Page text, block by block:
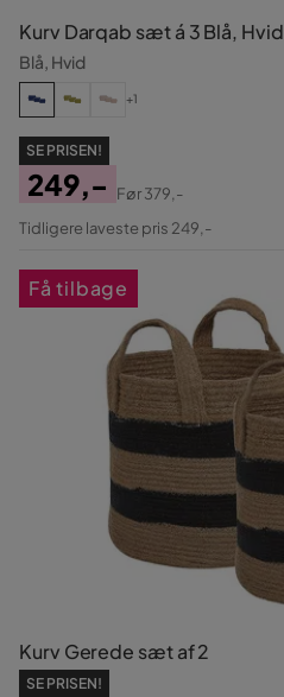
Kurv Darqab sæt á 3 Blå, Hvid
Blå, Hvid
+1
SE PRISEN!
Pris
249,-
Original
Før379,-
Tidligere laveste pris 249,-
Kurv Gerede sæt af 2
SE PRISEN!
Få tilbage